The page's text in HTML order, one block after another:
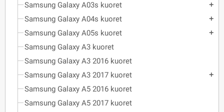
Samsung Galaxy A03s kuoret add
Samsung Galaxy A04s kuoret add
Samsung Galaxy A05s kuoret add
Samsung Galaxy A3 kuoret
Samsung Galaxy A3 2016 kuoret
Samsung Galaxy A3 2017 kuoret
add
Samsung Galaxy A5 2016 kuoret
Samsung Galaxy A5 2017 kuoret